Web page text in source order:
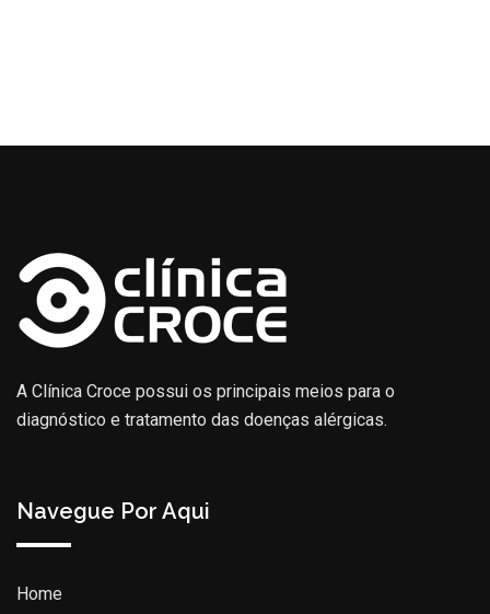
A Clínica Croce possui os principais meios para o
diagnóstico e tratamento das doenças alérgicas.
Navegue Por Aqui
Home